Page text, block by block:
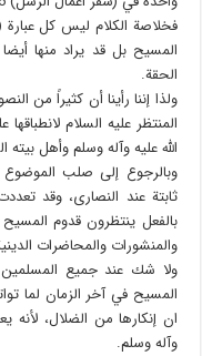
فخلاصة الكلام ليس كل عبارة
المسيح بل قد يراد منها
الحقة.
ولذا إننا رأينا أن كثيراً من
المنتظر عليه السلام
الله عليه وآله وسلم وأهل بيته
وبالرجوع إلى صلب
ثابتة عند النصارى، وقد
بالفعل ينتظرون قدوم
والمنشورات والمحاضرات
ولا شك عند جميع
المسيح في آخر الزمان لما
ان إنكارها من الضلال، لأنه
وآله وسلم.